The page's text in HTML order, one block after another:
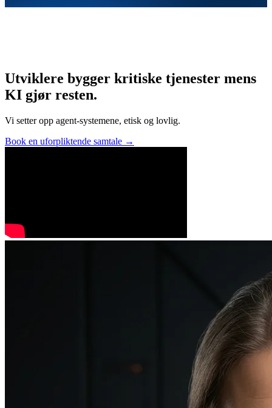
Utviklere bygger kritiske tjenester mens
KI gjør resten.
Vi setter opp agent-systemene, etisk og lovlig.
Book en uforpliktende samtale →